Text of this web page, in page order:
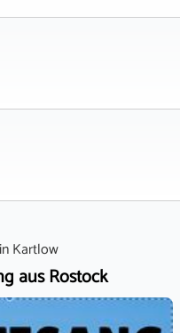
inKartlow
aus Rostock